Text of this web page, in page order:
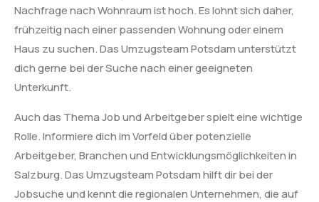
Nachfrage nach Wohnraum ist hoch. Es lohnt sich daher,
frühzeitig nach einer passenden Wohnung oder einem
Haus zu suchen. Das Umzugsteam Potsdam unterstützt
dich gerne bei der Suche nach einer geeigneten
Unterkunft.
Auch das Thema Job und Arbeitgeber spielt eine wichtige
Rolle. Informiere dich im Vorfeld über potenzielle
Arbeitgeber, Branchen und Entwicklungsmöglichkeiten in
Salzburg. Das Umzugsteam Potsdam hilft dir bei der
Jobsuche und kennt die regionalen Unternehmen, die auf